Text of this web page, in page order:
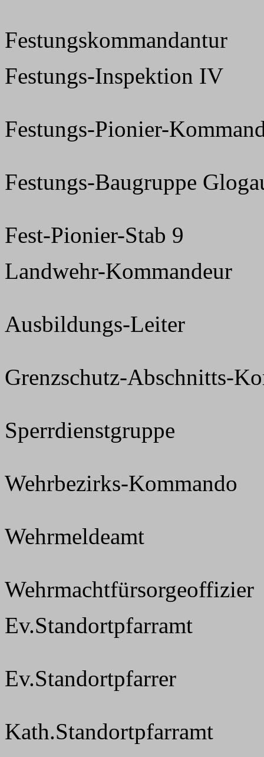
Festungskommandantur
Festungs-Inspektion IV
Festungs-Pionier-
Festungs-Baugruppe
Fest-Pionier-Stab 9
Landwehr-Kommandeur
Ausbildungs-Leiter
Grenzschutz-Abschnitts-
Sperrdienstgruppe
Wehrbezirks-Kommando
Wehrmeldeamt
Wehrmachtfürsorgeoffizier
Ev.Standortpfarramt
Ev.Standortpfarrer
Kath.Standortpfarramt